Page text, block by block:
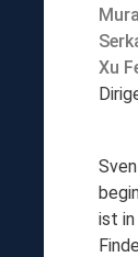
Xu
ist in